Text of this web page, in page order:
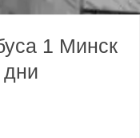
1 Минск